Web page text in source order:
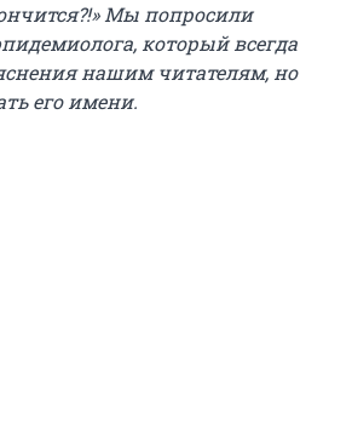
Мы попросили
который всегда
нашим читателям, но
его имени.